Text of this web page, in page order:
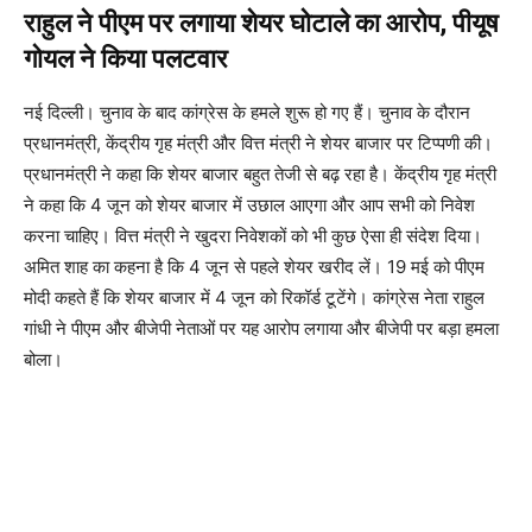
राहुल ने पीएम पर लगाया शेयर घोटाले का आरोप, पीयूष
गोयल ने किया पलटवार
नई दिल्ली। चुनाव के बाद कांग्रेस के हमले शुरू हो गए हैं। चुनाव के दौरान
प्रधानमंत्री, केंद्रीय गृह मंत्री और वित्त मंत्री ने शेयर बाजार पर टिप्पणी की।
प्रधानमंत्री ने कहा कि शेयर बाजार बहुत तेजी से बढ़ रहा है। केंद्रीय गृह मंत्री
ने कहा कि 4 जून को शेयर बाजार में उछाल आएगा और आप सभी को निवेश
करना चाहिए। वित्त मंत्री ने खुदरा निवेशकों को भी कुछ ऐसा ही संदेश दिया।
अमित शाह का कहना है कि 4 जून से पहले शेयर खरीद लें। 19 मई को पीएम
मोदी कहते हैं कि शेयर बाजार में 4 जून को रिकॉर्ड टूटेंगे। कांग्रेस नेता राहुल
गांधी ने पीएम और बीजेपी नेताओं पर यह आरोप लगाया और बीजेपी पर बड़ा हमला
बोला।